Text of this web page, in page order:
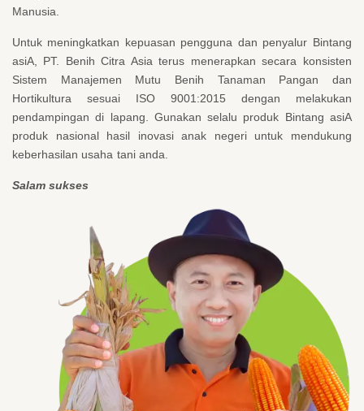
Manusia.
Untuk meningkatkan kepuasan pengguna dan penyalur Bintang
asiA, PT. Benih Citra Asia terus menerapkan secara konsisten
Sistem Manajemen Mutu Benih Tanaman Pangan dan
Hortikultura sesuai ISO 9001:2015 dengan melakukan
pendampingan di lapang. Gunakan selalu produk Bintang asiA
produk nasional hasil inovasi anak negeri untuk mendukung
keberhasilan usaha tani anda.
Salam sukses